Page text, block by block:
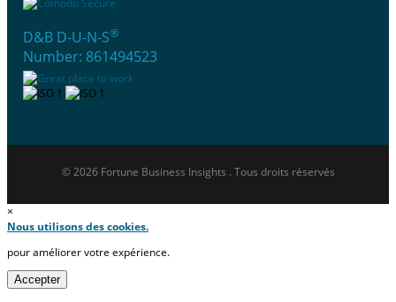
D&B D-U-N-S®
Number: 861494523
© 2026 Fortune Business Insights . Tous droits réservés
×
Nous utilisons des cookies.
pour améliorer votre expérience.
Accepter